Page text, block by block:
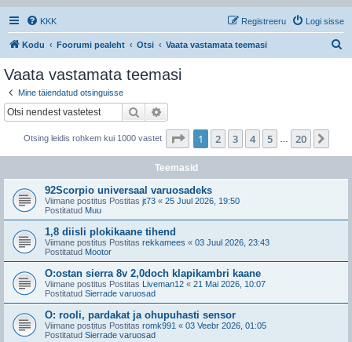
KKK Logi sisse
Registreeru
Kodu Foorumi pealeht Otsi Vaata vastamata teemasi
Vaata vastamata teemasi
Mine täiendatud otsinguisse
Otsi
Otsing leidis rohkem kui 1000 vastet 1 . leht20 -st
1 2 3 4 5 20
Teemasid
92Scorpio universaal varuosadeks
Viimane postitus Postitas jt73 « 25 Juul 2026, 19:50
Postitatud Muu
1,8 diisli plokikaane tihend
Viimane postitus Postitas rekkamees « 03 Juul 2026, 23:43
Postitatud Mootor
O:ostan sierra 8v 2,0doch klapikambri kaane
Viimane postitus Postitas Liveman12 « 21 Mai 2026, 10:07
Postitatud Sierrade varuosad
O: rooli, pardakat ja ohupuhasti sensor
Viimane postitus Postitas romk991 « 03 Veebr 2026, 01:05
Postitatud Sierrade varuosad